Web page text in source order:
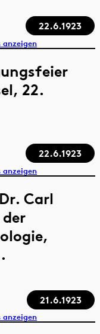
22.6.1923
anzeigen
22.
22.6.1923
anzeigen
Carl
21.6.1923
anzeigen